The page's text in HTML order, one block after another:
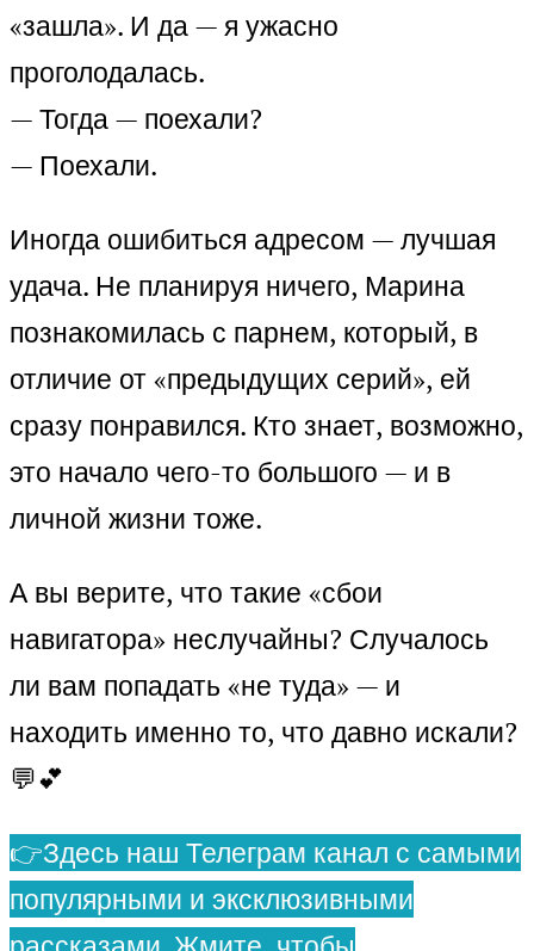
«зашла». И да — я ужасно
проголодалась.
— Тогда — поехали?
— Поехали.
Иногда ошибиться адресом — лучшая
удача. Не планируя ничего, Марина
познакомилась с парнем, который, в
отличие от «предыдущих серий», ей
сразу понравился. Кто знает, возможно,
это начало чего-то большого — и в
личной жизни тоже.
А вы верите, что такие «сбои
навигатора» неслучайны? Случалось
ли вам попадать «не туда» — и
находить именно то, что давно искали?
💬💕
👉Здесь наш Телеграм канал с самыми
популярными и эксклюзивными